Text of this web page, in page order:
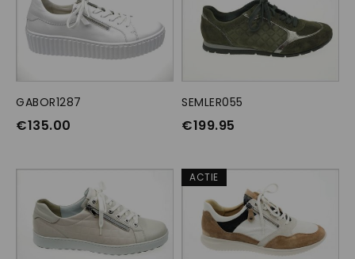
OPTIES SELECTEREN
GABOR1287
€135.00
OPTIES SELECTEREN
SEMLER055
€199.95
ACTIE